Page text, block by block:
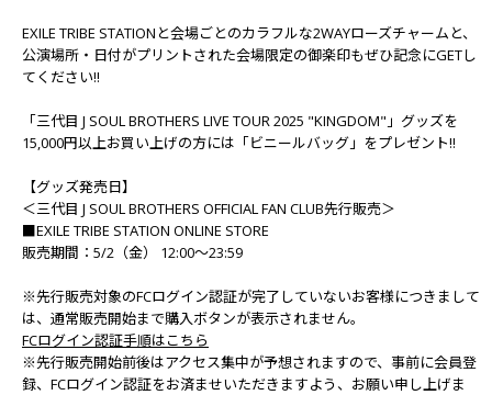
EXILE TRIBE STATIONと会場ごとのカラフルな2WAYローズチャームと、
公演場所・日付がプリントされた会場限定の御楽印もぜひ記念にGETし
てください!!
「三代目 J SOUL BROTHERS LIVE TOUR 2025 "KINGDOM"」グッズを
15,000円以上お買い上げの方には「ビニールバッグ」をプレゼント!!
【グッズ発売日】
＜三代目 J SOUL BROTHERS OFFICIAL FAN CLUB先行販売＞
■EXILE TRIBE STATION ONLINE STORE
販売期間：5/2（金） 12:00～23:59
※先行販売対象のFCログイン認証が完了していないお客様につきまして
は、通常販売開始まで購入ボタンが表示されません。
FCログイン認証手順はこちら
※先行販売開始前後はアクセス集中が予想されますので、事前に会員登
録、FCログイン認証をお済ませいただきますよう、お願い申し上げま